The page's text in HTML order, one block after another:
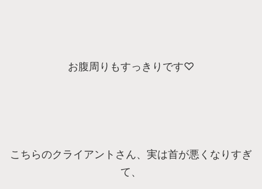
お腹周りもすっきりです♡
こちらのクライアントさん、実は首が悪くなりすぎ
て、